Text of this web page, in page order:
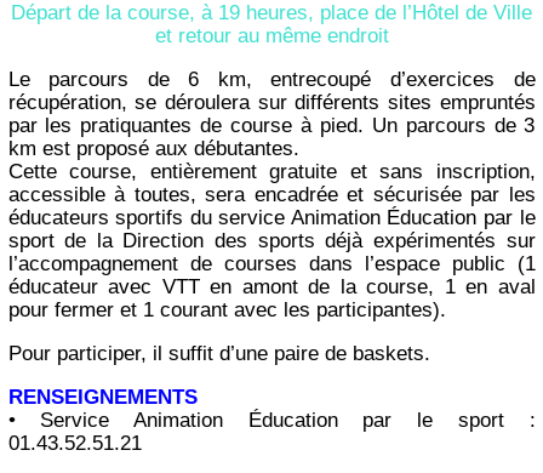
Départ de la course, à 19 heures, place de l’Hôtel de Ville
et retour au même endroit
Le parcours de 6 km, entrecoupé d’exercices de
récupération, se déroulera sur différents sites empruntés
par les pratiquantes de course à pied. Un parcours de 3
km est proposé aux débutantes.
Cette course, entièrement gratuite et sans inscription,
accessible à toutes, sera encadrée et sécurisée par les
éducateurs sportifs du service Animation Éducation par le
sport de la Direction des sports déjà expérimentés sur
l’accompagnement de courses dans l’espace public (1
éducateur avec VTT en amont de la course, 1 en aval
pour fermer et 1 courant avec les participantes).
Pour participer, il suffit d’une paire de baskets.
RENSEIGNEMENTS
• Service Animation Éducation par le sport :
01.43.52.51.21